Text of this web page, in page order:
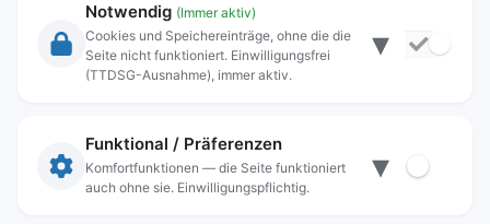
Rechtliche Angaben
Datenschutz
Anschrift
Notwendig (Immer aktiv)
Cookies und Speichereinträge, ohne die die
Seite nicht funktioniert. Einwilligungsfrei
(TTDSG-Ausnahme), immer aktiv.
▾
Funktional / Präferenzen
Komfortfunktionen — die Seite funktioniert
auch ohne sie. Einwilligungspflichtig.
▾